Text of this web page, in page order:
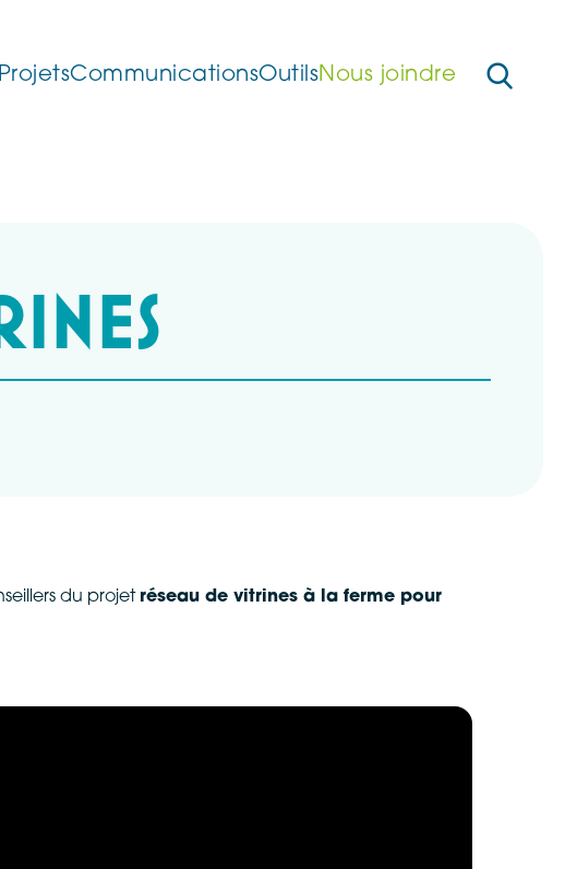
ProjetsCommunicationsOutilsNous joindre
du projet réseau de vitrines à la ferme pour